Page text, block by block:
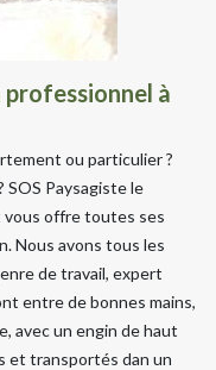
professionnel à
ou particulier ?
SOS Paysagiste le
vous offre toutes ses
Nous avons tous les
de travail, expert
entre de bonnes mains,
avec un engin de haut
et transportés dan un